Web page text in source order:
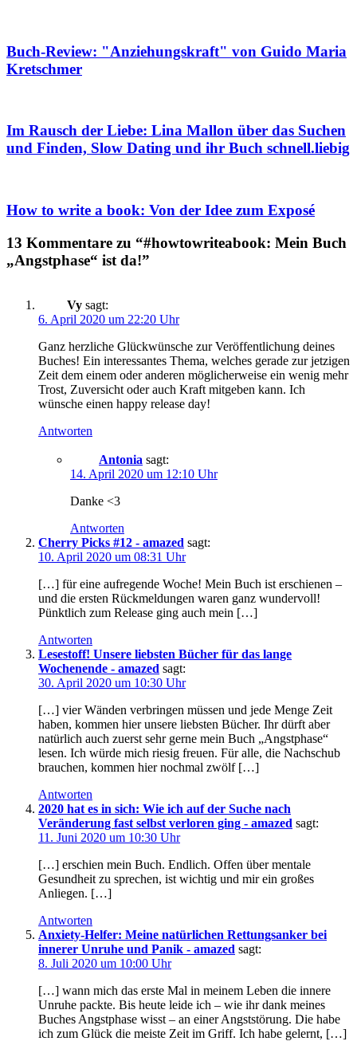
Buch-Review: "Anziehungskraft" von Guido Maria
Kretschmer
Im Rausch der Liebe: Lina Mallon über das Suchen
und Finden, Slow Dating und ihr Buch schnell.liebig
How to write a book: Von der Idee zum Exposé
13 Kommentare zu “#howtowriteabook: Mein Buch
„Angstphase“ ist da!”
Vy sagt:
6. April 2020 um 22:20 Uhr
Ganz herzliche Glückwünsche zur Veröffentlichung deines
Buches! Ein interessantes Thema, welches gerade zur jetzigen
Zeit dem einem oder anderen möglicherweise ein wenig mehr
Trost, Zuversicht oder auch Kraft mitgeben kann. Ich
wünsche einen happy release day!
Antworten
Antonia sagt:
14. April 2020 um 12:10 Uhr
Danke <3
Antworten
Cherry Picks #12 - amazed sagt:
10. April 2020 um 08:31 Uhr
[…] für eine aufregende Woche! Mein Buch ist erschienen –
und die ersten Rückmeldungen waren ganz wundervoll!
Pünktlich zum Release ging auch mein […]
Antworten
Lesestoff! Unsere liebsten Bücher für das lange
Wochenende - amazed sagt:
30. April 2020 um 10:30 Uhr
[…] vier Wänden verbringen müssen und jede Menge Zeit
haben, kommen hier unsere liebsten Bücher. Ihr dürft aber
natürlich auch zuerst sehr gerne mein Buch „Angstphase“
lesen. Ich würde mich riesig freuen. Für alle, die Nachschub
brauchen, kommen hier nochmal zwölf […]
Antworten
2020 hat es in sich: Wie ich auf der Suche nach
Veränderung fast selbst verloren ging - amazed sagt:
11. Juni 2020 um 10:30 Uhr
[…] erschien mein Buch. Endlich. Offen über mentale
Gesundheit zu sprechen, ist wichtig und mir ein großes
Anliegen. […]
Antworten
Anxiety-Helfer: Meine natürlichen Rettungsanker bei
innerer Unruhe und Panik - amazed sagt:
8. Juli 2020 um 10:00 Uhr
[…] wann mich das erste Mal in meinem Leben die innere
Unruhe packte. Bis heute leide ich – wie ihr dank meines
Buches Angstphase wisst – an einer Angststörung. Die habe
ich zum Glück die meiste Zeit im Griff. Ich habe gelernt, […]